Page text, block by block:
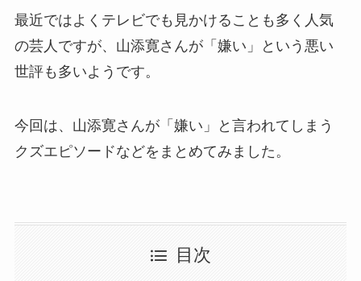
最近ではよくテレビでも見かけることも多く人気
の芸人ですが、山添寛さんが「嫌い」という悪い
世評も多いようです。
今回は、山添寛さんが「嫌い」と言われてしまう
クズエピソードなどをまとめてみました。
目次